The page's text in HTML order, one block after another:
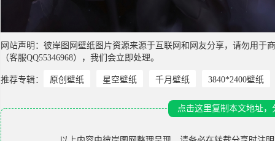
网站声明：彼岸图网壁纸图片资源来源于互联网和网友分享，请勿用
（客服QQ55346968），我们会立即处理。
推荐专辑： 原创壁纸 星空壁纸 千月壁纸 3840*2400壁纸
点击这里复制本文地址